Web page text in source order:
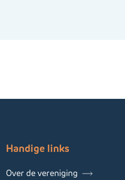
Handige links
Over de vereniging